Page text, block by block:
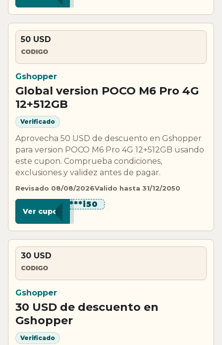
50 USD
CODIGO
Gshopper
Global version POCO M6 Pro 4G
12+512GB
Verificado
Aprovecha 50 USD de descuento en Gshopper
para version POCO M6 Pro 4G 12+512GB usando
este cupon. Comprueba condiciones,
exclusiones y validez antes de pagar.
Revisado 08/08/2026Valido hasta 31/12/2050
*******i50
Ver cupon
30 USD
CODIGO
Gshopper
30 USD de descuento en
Gshopper
Verificado